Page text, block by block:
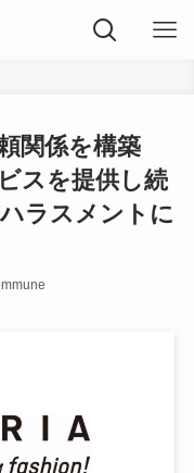
関係を構築
スを提供し続
ラスメントに